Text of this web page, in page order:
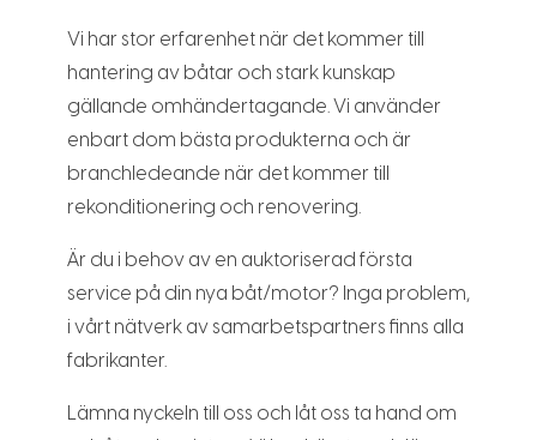
Vi har stor erfarenhet när det kommer till
hantering av båtar och stark kunskap
gällande omhändertagande. Vi använder
enbart dom bästa produkterna och är
branchledeande när det kommer till
rekonditionering och renovering.
Är du i behov av en auktoriserad första
service på din nya båt/motor? Inga problem,
i vårt nätverk av samarbetspartners finns alla
fabrikanter.
Lämna nyckeln till oss och låt oss ta hand om